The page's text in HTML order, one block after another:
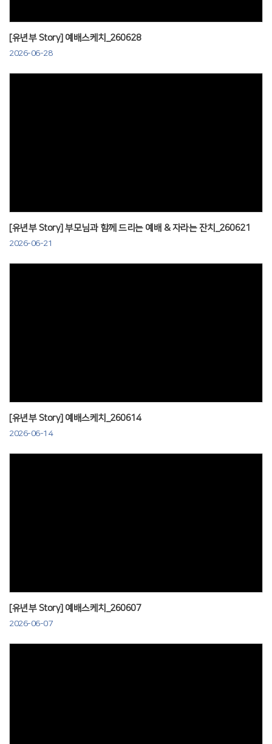
[유년부 Story] 예배스케치_260628
2026-06-28
[유년부 Story] 부모님과 함께 드리는 예배 & 자라는 잔치_260621
2026-06-21
[유년부 Story] 예배스케치_260614
2026-06-14
[유년부 Story] 예배스케치_260607
2026-06-07